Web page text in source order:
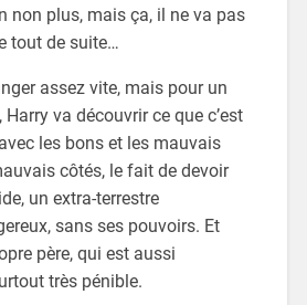
non plus, mais ça, il ne va pas
tout de suite…
assez vite, mais pour un
va découvrir ce que c’est
les bons et les mauvais
côtés, le fait de devoir
un extra-terrestre
sans ses pouvoirs. Et
père, qui est aussi
très pénible.